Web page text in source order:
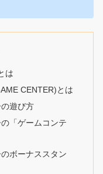
は
CENTER)とは
遊び方
「ゲームコンテ
ボーナススタン